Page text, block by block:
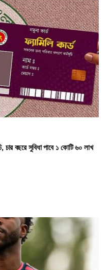
চার বছরে সুবিধা পাবে ১ কোটি ৬০ লাখ